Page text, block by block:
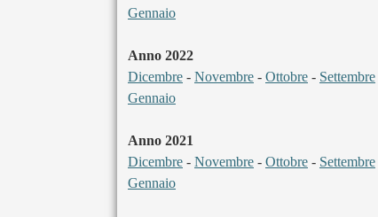
Gennaio
Anno 2022
Dicembre - Novembre - Ottobre - Settembre
Gennaio
Anno 2021
Dicembre - Novembre - Ottobre - Settembre
Gennaio